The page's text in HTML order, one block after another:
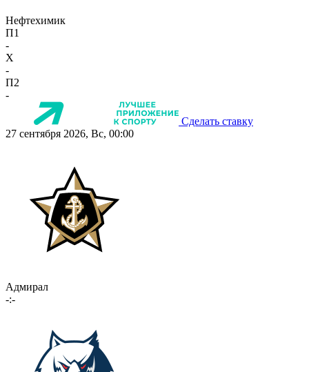
Нефтехимик
П1
-
X
-
П2
-
Сделать ставку
27 сентября 2026, Вс, 00:00
Адмирал
-:-